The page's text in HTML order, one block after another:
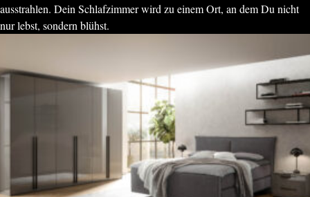
ausstrahlen. Dein Schlafzimmer wird zu einem Ort, an dem Du nicht
nur lebst, sondern blühst.